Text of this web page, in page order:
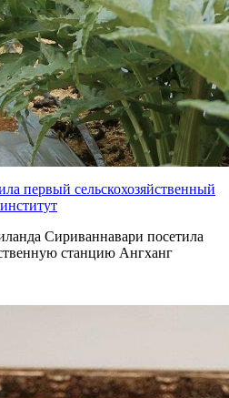
первый сельскохозяйственный
Сириваннавари посетила
станцию Ангханг